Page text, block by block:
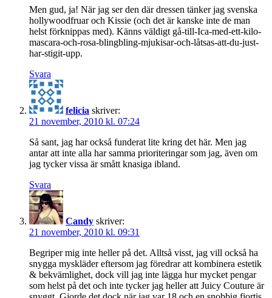
Men gud, ja! När jag ser den där dressen tänker jag svenska
hollywoodfruar och Kissie (och det är kanske inte de man
helst förknippas med). Känns väldigt gå-till-Ica-med-ett-kilo-
mascara-och-rosa-blingbling-mjukisar-och-låtsas-att-du-just-
har-stigit-upp.
Svara
felicia skriver:
21 november, 2010 kl. 07:24
Så sant, jag har också funderat lite kring det här. Men jag
antar att inte alla har samma prioriteringar som jag, även om
jag tycker vissa är smått knasiga ibland.
Svara
Candy skriver:
21 november, 2010 kl. 09:31
Begriper mig inte heller på det. Alltså visst, jag vill också ha
snygga myskläder eftersom jag föredrar att kombinera estetik
& bekvämlighet, dock vill jag inte lägga hur mycket pengar
som helst på det och inte tycker jag heller att Juicy Couture är